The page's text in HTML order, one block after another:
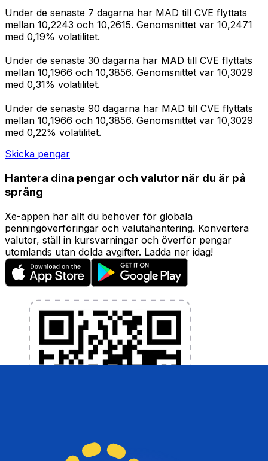
Under de senaste 7 dagarna har MAD till CVE flyttats
mellan 10,2243 och 10,2615. Genomsnittet var 10,2471
med 0,19% volatilitet.
Under de senaste 30 dagarna har MAD till CVE flyttats
mellan 10,1966 och 10,3856. Genomsnittet var 10,3029
med 0,31% volatilitet.
Under de senaste 90 dagarna har MAD till CVE flyttats
mellan 10,1966 och 10,3856. Genomsnittet var 10,3029
med 0,22% volatilitet.
Skicka pengar
Hantera dina pengar och valutor när du är på
språng
Xe-appen har allt du behöver för globala
penningöverföringar och valutahantering. Konvertera
valutor, ställ in kursvarningar och överför pengar
utomlands utan dolda avgifter. Ladda ner idag!